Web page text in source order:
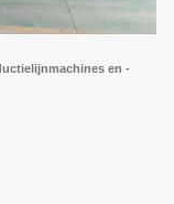
en -